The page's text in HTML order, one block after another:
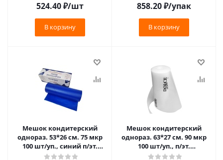
524.40₽/шт
В корзину
858.20₽/упак
В корзину
Мешок кондитерский
однораз. 53*26 см. 75 мкр
100 шт/уп., синий п/эт.
(ROLLH53/BLU) /1/6/
Мешок кондитерский
однораз. 63*27 см. 90 мкр
100 шт/уп., п/эт.
(EPROLLH63) /1/6/